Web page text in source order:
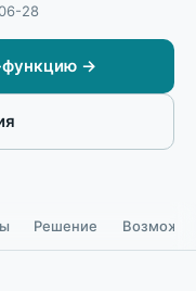
28
функцию→
Решение